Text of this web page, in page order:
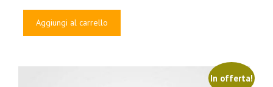
era:
è:
Aggiungi al carrello
In offerta!